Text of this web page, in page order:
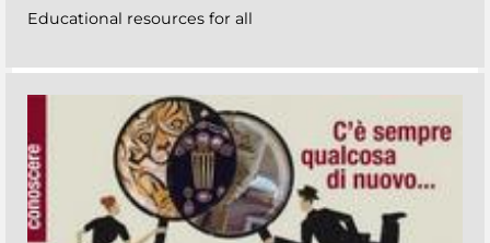
Educational resources for all